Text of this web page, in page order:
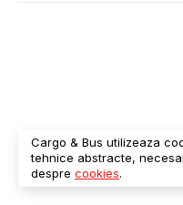
Cargo & Bus utilizeaza
tehnice abstracte,
despre cookies.